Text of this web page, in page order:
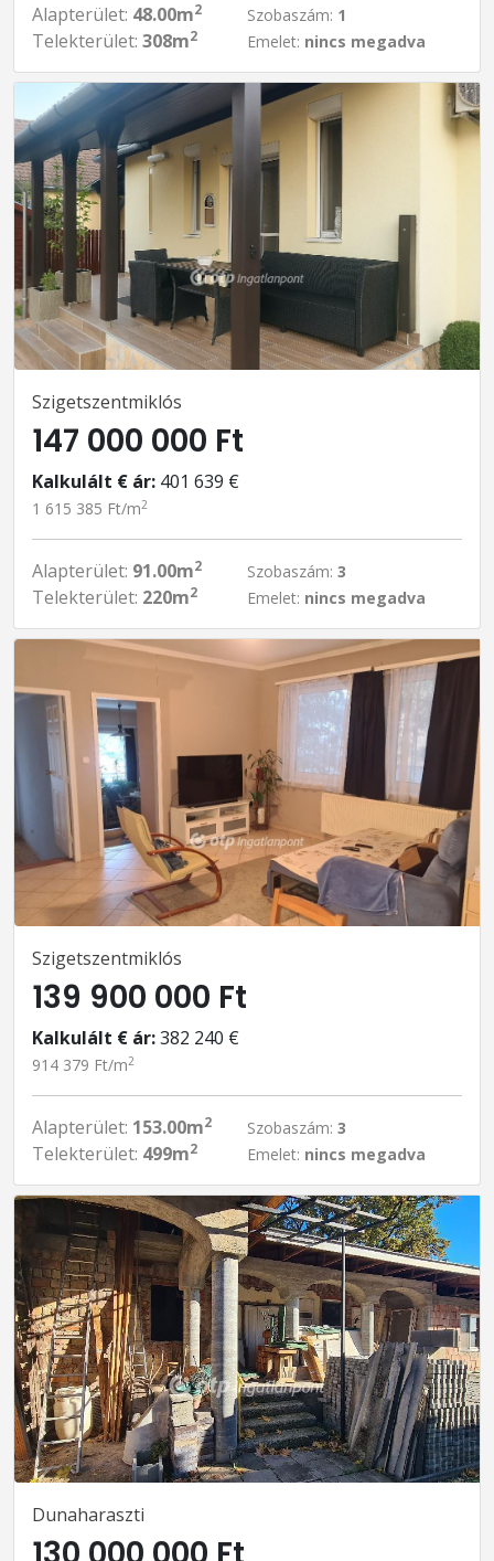
Alapterület: 48.00m2
Telekterület: 308m2
Szobaszám: 1
Emelet: nincs megadva
Szigetszentmiklós
147 000 000 Ft
Kalkulált € ár: 401 639 €
1 615 385 Ft/m2
Alapterület: 91.00m2
Telekterület: 220m2
Szobaszám: 3
Emelet: nincs megadva
Szigetszentmiklós
139 900 000 Ft
Kalkulált € ár:382 240 €
914 379 Ft/m2
Alapterület: 153.00m2
Telekterület: 499m2
Szobaszám: 3
Emelet: nincs megadva
Dunaharaszti